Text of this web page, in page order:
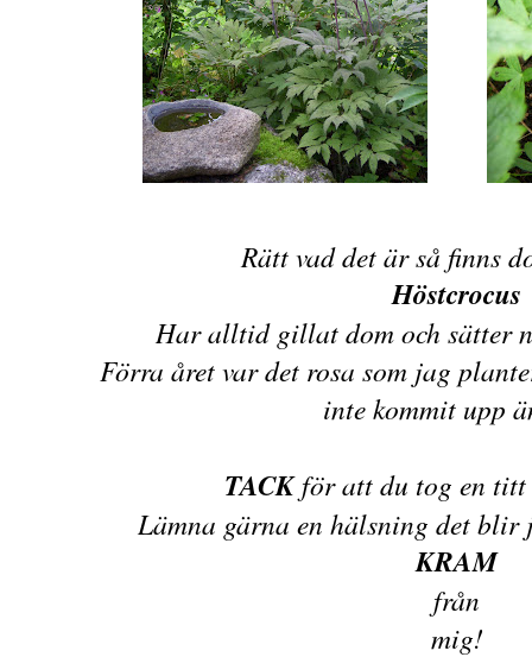
Rätt vad det är så finns
Höstcrocus
Har alltid gillat dom och sätter
Förra året var det rosa som jag
inte kommit upp
TACKför att du tog en titt
Lämna gärna en hälsning det
KRAM
från
mig!